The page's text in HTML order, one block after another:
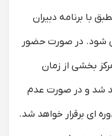
با برنامه دبیران
شود. در صورت حضور
بخشی از زمان
شد و در صورت عدم
ای برقرار خواهد شد.